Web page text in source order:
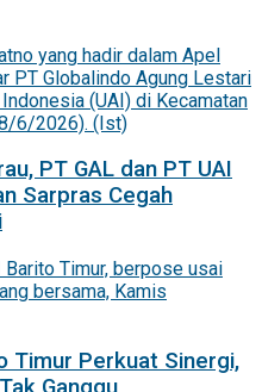
PT GAL dan PT UAI
Sarpras Cegah
Timur Perkuat Sinergi,